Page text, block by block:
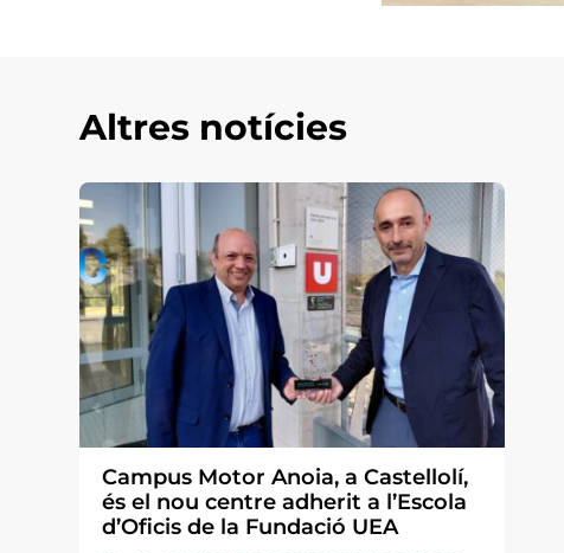
Altres notícies
Campus Motor Anoia, a Castellolí,
és el nou centre adherit a l’Escola
d’Oficis de la Fundació UEA